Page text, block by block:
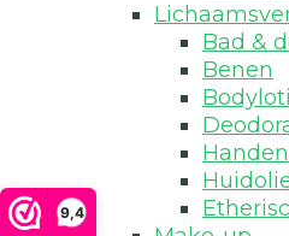
9,4
Bad &
Benen